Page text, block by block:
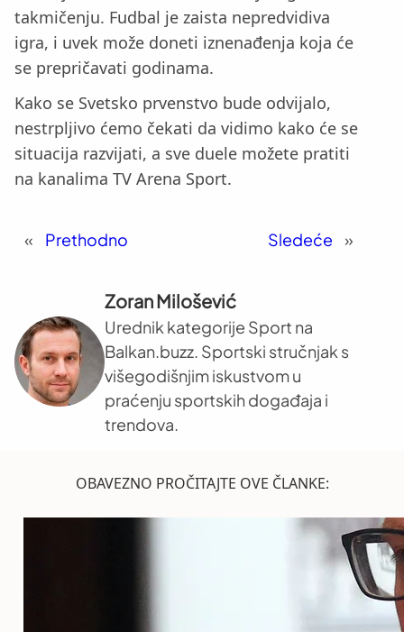
takmičenju. Fudbal je zaista nepredvidiva
igra, i uvek može doneti iznenađenja koja će
se prepričavati godinama.
Kako se Svetsko prvenstvo bude odvijalo,
nestrpljivo ćemo čekati da vidimo kako će se
situacija razvijati, a sve duele možete pratiti
na kanalima TV Arena Sport.
« Prethodno Sledeće »
Zoran Milošević
Urednik kategorije Sport na
Balkan.buzz. Sportski stručnjak s
višegodišnjim iskustvom u
praćenju sportskih događaja i
trendova.
OBAVEZNO PROČITAJTE OVE ČLANKE: